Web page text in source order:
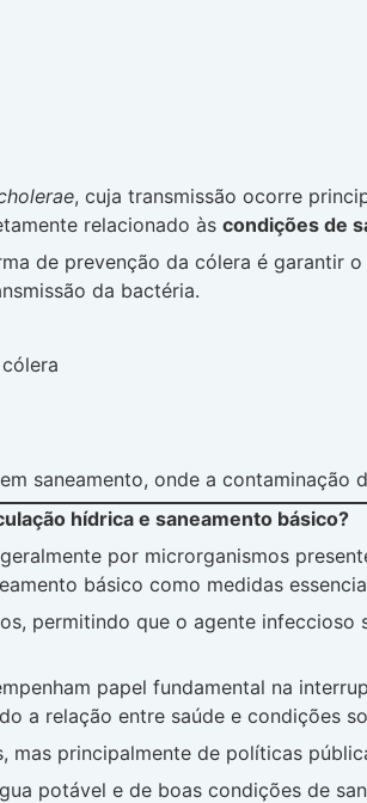
, cuja transmissão ocorre
relacionado às condições de
de prevenção da cólera é garantir
da bactéria.
saneamento, onde a contaminação
hídrica e saneamento básico?
por microrganismos
básico como medidas
permitindo que o agente infeccioso
papel fundamental na
a relação entre saúde e condições
principalmente de políticas
potável e de boas condições de